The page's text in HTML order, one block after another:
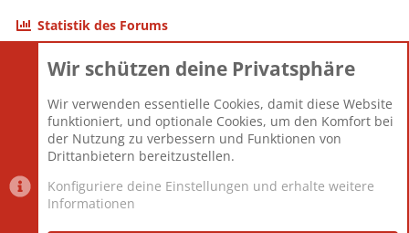
Statistik des Forums
Themen
Mitglieder
12.425
Neuestes Mitglied
Toddster85
Wir schützen deine Privatsphäre
Wir verwenden essentielle Cookies, damit diese Website
funktioniert, und optionale Cookies, um den Komfort bei
der Nutzung zu verbessern und Funktionen von
Drittanbietern bereitzustellen.
Konfiguriere deine Einstellungen und erhalte weitere
Informationen